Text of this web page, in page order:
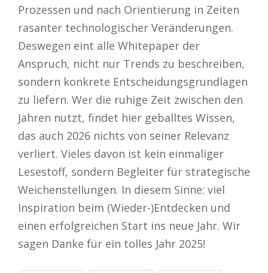
Prozessen und nach Orientierung in Zeiten
rasanter technologischer Veränderungen.
Deswegen eint alle Whitepaper der
Anspruch, nicht nur Trends zu beschreiben,
sondern konkrete Entscheidungsgrundlagen
zu liefern. Wer die ruhige Zeit zwischen den
Jahren nutzt, findet hier geballtes Wissen,
das auch 2026 nichts von seiner Relevanz
verliert. Vieles davon ist kein einmaliger
Lesestoff, sondern Begleiter für strategische
Weichenstellungen. In diesem Sinne: viel
Inspiration beim (Wieder-)Entdecken und
einen erfolgreichen Start ins neue Jahr. Wir
sagen Danke für ein tolles Jahr 2025!